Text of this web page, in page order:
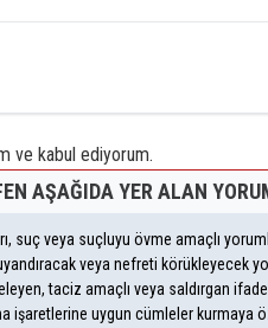
ve kabul ediyorum.
AŞAĞIDA YER ALAN
suç veya suçluyu övme amaçlı
veya nefreti körükleyecek
taciz amaçlı veya saldırgan
işaretlerine uygun cümleler kurmaya